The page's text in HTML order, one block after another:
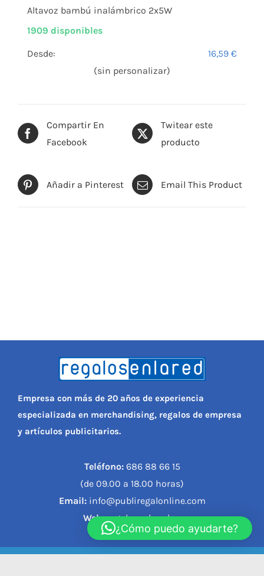
Compartir En
Facebook
Twitear este
producto
Añadir a Pinterest Email This Product
Altavoz bambú inalámbrico 2x5W
1909 disponibles
Desde: 16,59€
(sin personalizar)
Empresa con más de 20 años de experiencia
especializada en merchandising, regalos de empresa
y artículos publicitarios.
Teléfono:686 88 66 15
(de 09.00 a 18.00 horas)
Email:info@publiregalonline.com
Web:regalosenlared.es
¿Cómo puedo ayudarte?